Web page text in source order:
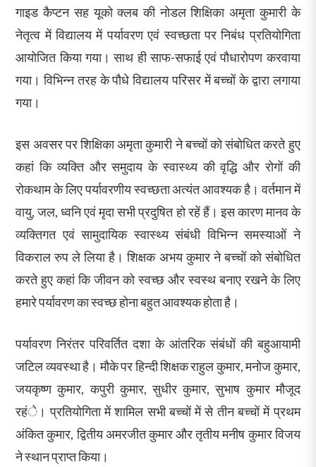
गाइड कैप्टन सह यूको क्लब की नोडल शिक्षिका अमृता कुमारी के
नेतृत्व में विद्यालय में पर्यावरण एवं स्वच्छता पर निबंध प्रतियोगिता
आयोजित किया गया। साथ ही साफ-सफाई एवं पौधारोपण करवाया
गया। विभिन्न तरह के पौधे विद्यालय परिसर में बच्चों के द्वारा लगाया
गया।
इस अवसर पर शिक्षिका अमृता कुमारी ने बच्चों को संबोधित करते हुए
कहां कि व्यक्ति और समुदाय के स्वास्थ्य की वृद्धि और रोगों की
रोकथाम के लिए पर्यावरणीय स्वच्छता अत्यंत आवश्यक है। वर्तमान में
वायु, जल, ध्वनि एवं मृदा सभी प्रदुषित हो रहें हैं। इस कारण मानव के
व्यक्तिगत एवं सामुदायिक स्वास्थ्य संबंधी विभिन्न समस्याओं ने
विकराल रुप ले लिया है। शिक्षक अभय कुमार ने बच्चों को संबोधित
करते हुए कहां कि जीवन को स्वच्छ और स्वस्थ बनाए रखने के लिए
हमारे पर्यावरण का स्वच्छ होना बहुत आवश्यक होता है।
पर्यावरण निरंतर परिवर्तित दशा के आंतरिक संबंधों की बहुआयामी
जटिल व्यवस्था है। मौके पर हिन्दी शिक्षक राहुल कुमार, मनोज कुमार,
जयकृष्ण कुमार, कपुरी कुमार, सुधीर कुमार, सुभाष कुमार मौजूद
रहंे। प्रतियोगिता में शामिल सभी बच्चों में से तीन बच्चों में प्रथम
अंकित कुमार, द्वितीय अमरजीत कुमार और तृतीय मनीष कुमार विजय
ने स्थान प्राप्त किया।